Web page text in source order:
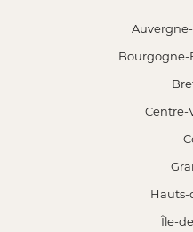
Bourgogne-
Centre-
Hauts-
Île-